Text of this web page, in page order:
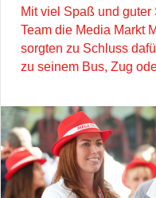
Mit viel Spaß und
Team die Media Markt
sorgten zu Schluss
zu seinem Bus, Zug